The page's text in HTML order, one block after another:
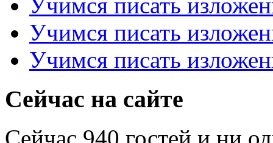
Учимся писать
Учимся писать
Сейчас на сайте